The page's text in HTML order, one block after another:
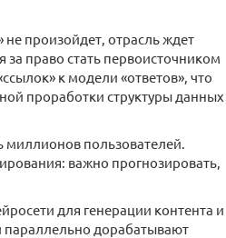
произойдет, отрасль ждет
право стать первоисточником
к модели «ответов», что
проработки структуры данных
миллионов пользователей.
важно прогнозировать,
для генерации контента и
параллельно дорабатывают